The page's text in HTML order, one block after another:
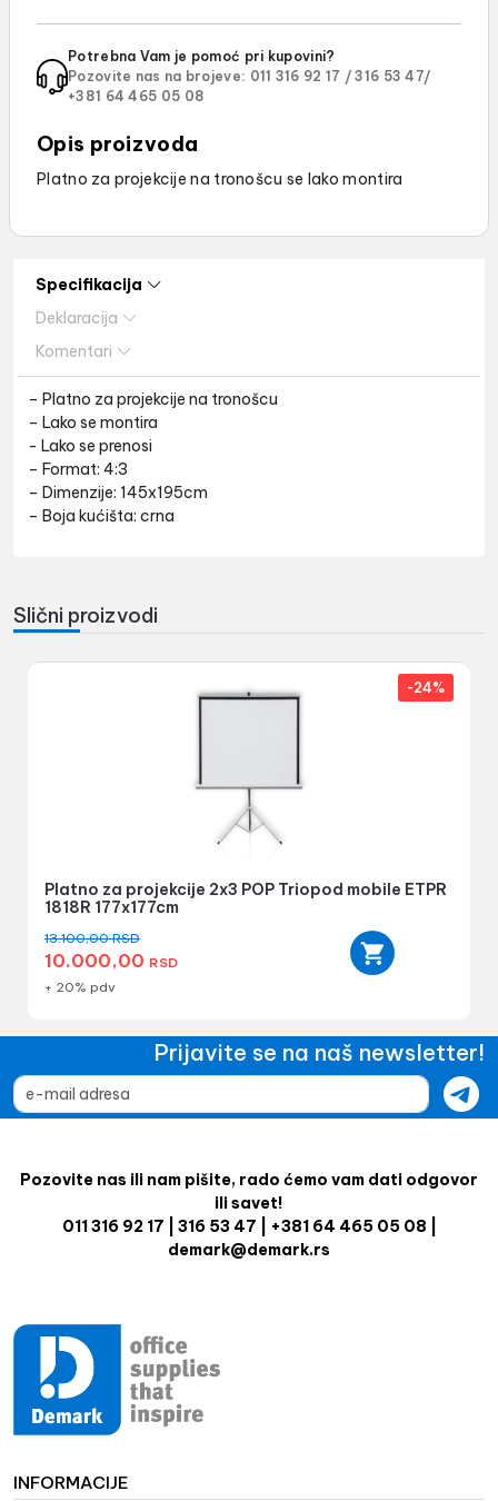
Potrebna Vam je pomoć pri kupovini?
Pozovite nas na brojeve: 011 316 92 17 / 316 53 47/
+381 64 465 05 08
Opis proizvoda
Platno za projekcije na tronošcu se lako montira
Specifikacija
Deklaracija
Komentari
– Platno za projekcije na tronošcu
– Lako se montira
- Lako se prenosi
– Format: 4:3
– Dimenzije: 145x195cm
– Boja kućišta: crna
Slični proizvodi
Platno za projekcije 2x3 POP Triopod mobile ETPR
1818R 177x177cm
13.100,00RSD
10.000,00 RSD
-24%
+ 20% pdv
Prijavite se na naš newsletter!
Pozovite nas ili nam pišite, rado ćemo vam dati odgovor
ili savet!
011 316 92 17 | 316 53 47 | +381 64 465 05 08 |
demark@demark.rs
INFORMACIJE